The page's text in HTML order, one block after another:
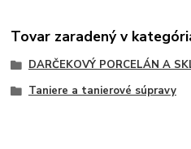
Tovar zaradený v
DARČEKOVÝ PORCELÁN A
Taniere a tanierové súpravy